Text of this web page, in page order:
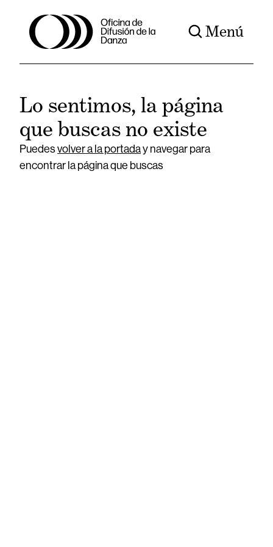
Menú
Lo sentimos, la página
que buscas no existe
Puedesvolver a la portaday navegar para
encontrar la página que buscas